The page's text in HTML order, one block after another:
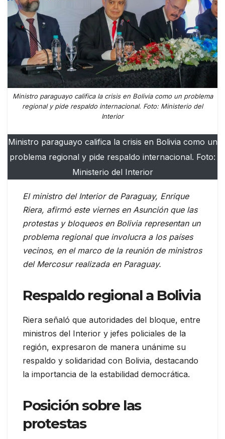
Ministro paraguayo califica la crisis en Bolivia como un problema
regional y pide respaldo internacional. Foto: Ministerio del
Interior
Ministro paraguayo califica la crisis en Bolivia como un
problema regional y pide respaldo internacional. Foto:
Ministerio del Interior
El ministro del Interior de Paraguay, Enrique
Riera, afirmó este viernes en Asunción que las
protestas y bloqueos en Bolivia representan un
problema regional que involucra a los países
vecinos, en el marco de la reunión de ministros
del Mercosur realizada en Paraguay.
Respaldo regional a Bolivia
Riera señaló que autoridades del bloque, entre
ministros del Interior y jefes policiales de la
región, expresaron de manera unánime su
respaldo y solidaridad con Bolivia, destacando
la importancia de la estabilidad democrática.
Posición sobre las
protestas